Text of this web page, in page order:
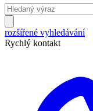
rozšířené vyhledávání
Rychlý kontakt